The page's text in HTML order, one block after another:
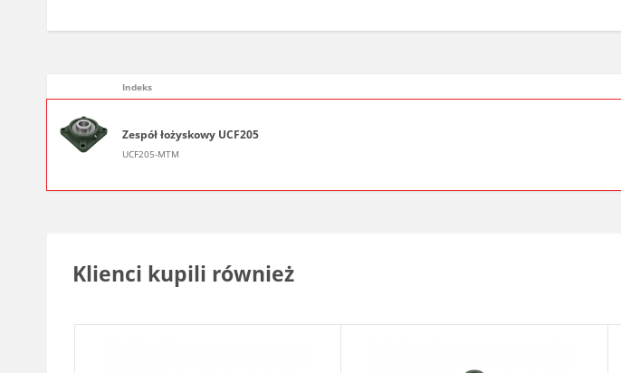
Indeks
Zespół łożyskowy UCF205
UCF205-MTM
Klienci kupili również